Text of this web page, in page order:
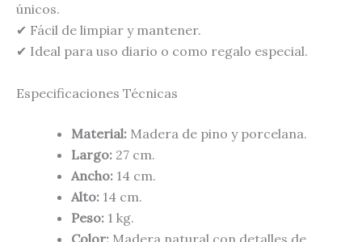
únicos.
✔ Fácil de limpiar y mantener.
✔ Ideal para uso diario o como regalo especial.
Especificaciones Técnicas
Material: Madera de pino y porcelana.
Largo: 27 cm.
Ancho: 14 cm.
Alto: 14 cm.
Peso: 1 kg.
Color: Madera natural con detalles de